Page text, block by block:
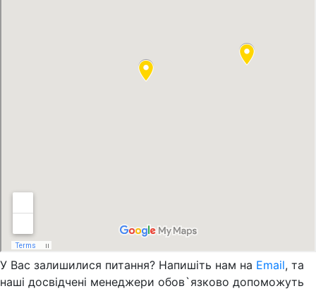
У Вас залишилися питання? Напишіть нам на Email, та
наші досвідчені менеджери обов`язково допоможуть